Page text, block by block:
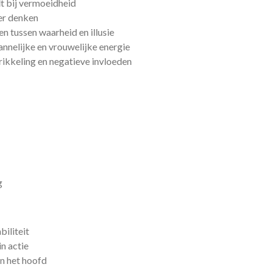
bij vermoeidheid
denken
tussen waarheid en illusie
en vrouwelijke energie
en negatieve invloeden
actie
het hoofd